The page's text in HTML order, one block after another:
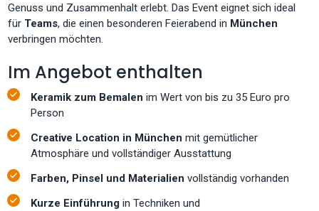
Genuss und Zusammenhalt erlebt. Das Event eignet sich ideal
für Teams, die einen besonderen Feierabend in München
verbringen möchten.
Im Angebot enthalten
Keramik zum Bemalen im Wert von bis zu 35 Euro pro
Person
Creative Location in München mit gemütlicher
Atmosphäre und vollständiger Ausstattung
Farben, Pinsel und Materialien vollständig vorhanden
Kurze Einführung in Techniken und